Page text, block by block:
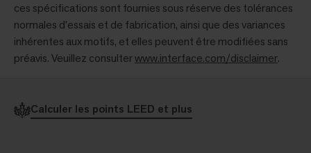
ces spécifications sont fournies sous réserve des tolérances
normales d'essais et de fabrication, ainsi que des variances
inhérentes aux motifs, et elles peuvent être modifiées sans
préavis. Veuillez consulterwww.interface.com/disclaimer.
Calculer les points LEED et plus